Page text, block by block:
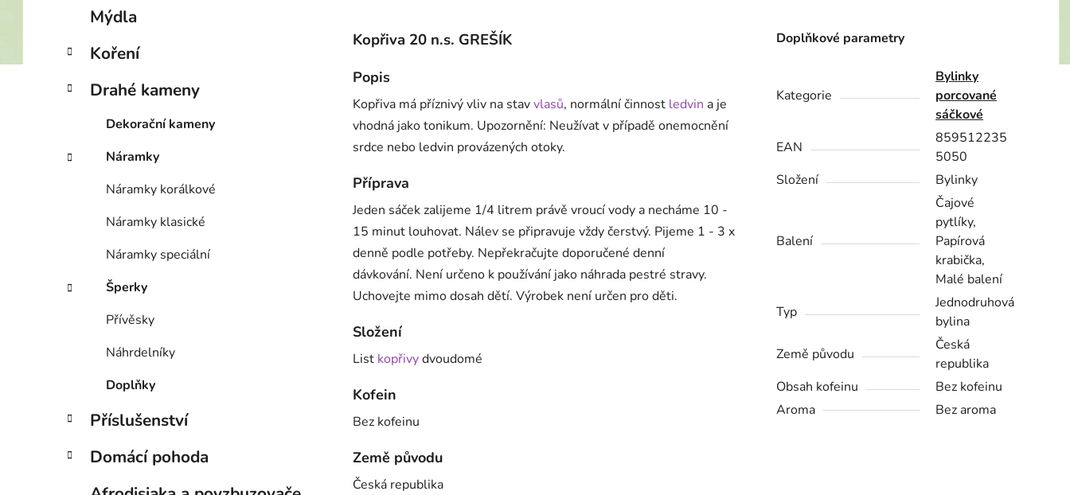
Mýdla
Koření
Drahé kameny
Dekorační kameny
Náramky
Náramky korálkové
Náramky klasické
Náramky speciální
Šperky
Přívěsky
Náhrdelníky
Doplňky
Příslušenství
Domácí pohoda
Kopřiva 20 n.s. GREŠÍK
Popis
Kopřiva má příznivý vliv na stavvlasů, normální činnost ledvin a je
vhodná jako tonikum. Upozornění: Neužívat v případě onemocnění
srdce nebo ledvin provázených otoky.
Příprava
Jeden sáček zalijeme 1/4 litrem právě vroucí vody a necháme 10 -
15 minut louhovat. Nálev se připravuje vždy čerstvý. Pijeme 1 - 3 x
denně podle potřeby. Nepřekračujte doporučené denní
dávkování. Není určeno k používání jako náhrada pestré stravy.
Uchovejte mimo dosah dětí. Výrobek není určen pro děti.
Složení
List kopřivydvoudomé
Kofein
Bez kofeinu
Země původu
Česká republika
Doplňkové parametry
Kategorie
Bylinky
porcované
sáčkové
EAN
859512235
5050
Složení
Bylinky
Balení
Čajové
pytlíky,
Papírová
krabička,
Malé balení
Typ
Jednodruhová
bylina
Země původu
Česká
republika
Obsah kofeinu
Bez kofeinu
Aroma
Bez aroma